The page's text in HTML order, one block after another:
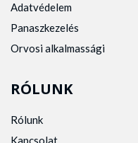
Adatvédelem
Panaszkezelés
Orvosi alkalmassági
RÓLUNK
Rólunk
Kapcsolat